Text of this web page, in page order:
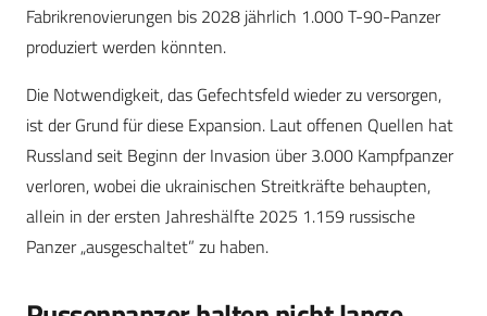
Fabrikrenovierungen bis 2028 jährlich 1.000 T-90-Panzer
produziert werden könnten.
Die Notwendigkeit, das Gefechtsfeld wieder zu versorgen,
ist der Grund für diese Expansion. Laut offenen Quellen hat
Russland seit Beginn der Invasion über 3.000 Kampfpanzer
verloren, wobei die ukrainischen Streitkräfte behaupten,
allein in der ersten Jahreshälfte 2025 1.159 russische
Panzer „ausgeschaltet” zu haben.